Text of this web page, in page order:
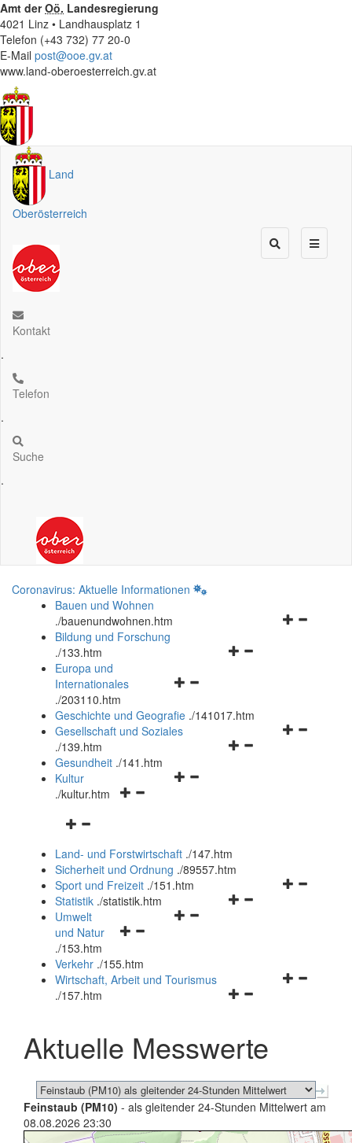
Amt derOö. Landesregierung
4021 Linz • Landhausplatz 1
Telefon (+43 732) 77 20-0
E-Mail post@ooe.gv.at
www.land-oberoesterreich.gv.at
Land
Oberösterreich
Kontakt
.
Telefon
.
Suche
.
Coronavirus: Aktuelle Informationen
Bauen und Wohnen
./bauenundwohnen.htm
Navigationsmenü
Bildung und Forschung
./133.htm
Navigationsmenü
und
schließen
Europa und
Internationales
./203110.htm
Geschichte und Geografie ./141017.htm
Navigationsmenü
Gesellschaft und Soziales
./139.htm
Navigationsmenü
Gesundheit ./141.htm
Navigationsmenü
Kultur
./kultur.htm
Navigationsmenü
und
schließen
Land- und Forstwirtschaft ./147.htm
Sicherheit und Ordnung ./89557.htm
Navigationsmenü
Sport und Freizeit ./151.htm
Navigationsmenü
Statistik ./statistik.htm
Navigationsmenü
und
schließen
Umwelt
und Natur
./153.htm
Verkehr ./155.htm
Navigationsmenü
schließen
Wirtschaft, Arbeit und Tourismus
./157.htm
Aktuelle Messwerte
Feinstaub (PM10) - als gleitender 24-Stunden Mittelwert am
08.08.2026 23:30